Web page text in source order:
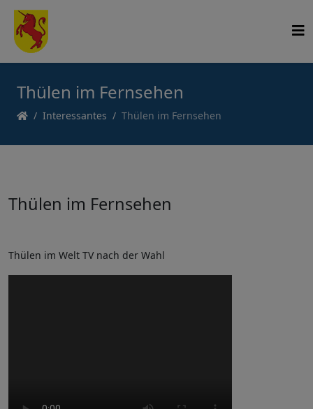
Thülen im Fernsehen
Interessantes Thülen im Fernsehen
Thülen im Fernsehen
Thülen im Welt TV nach der Wahl